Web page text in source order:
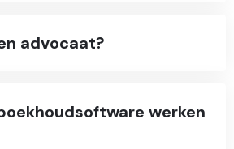
advocaat?
werken